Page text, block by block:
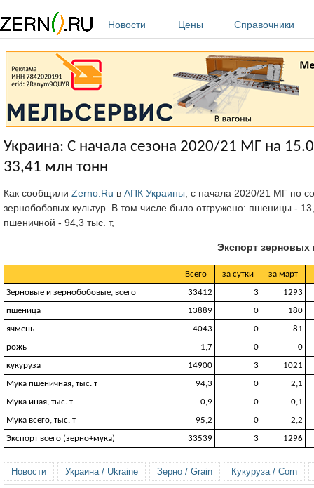
Новости
Цены Справочники
Украина: С начала сезона 2020/21 МГ на
33,41 млн тонн
Как сообщили Zerno.Ru в АПК Украины , с начала 2020/21 МГ по
зернобобовых культур. В том числе было отгружено: пшеницы -
пшеничной - 94,3 тыс. т,
Экспорт зерновых
Всего за сутки
за март
Зерновые и зернобобовые, всего
33412 3
1293
пшеница
13889 0
180
ячмень
4043 0
81
рожь
1,7 0
0
кукуруза
14900 3
1021
Мука пшеничная, тыс. т
94,3 0
2,1
Мука иная, тыс. т
0,9 0
0,1
Мука всего, тыс. т
95,2 0
2,2
Экспорт всего (зерно+мука)
33539 3 1296
Новости Украина / Ukraine Зерно / Grain Кукуруза / Corn